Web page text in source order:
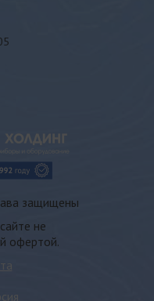
защищены
не
офертой.